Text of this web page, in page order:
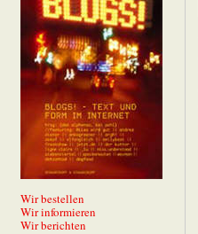
Wir bestellen
Wir informieren
Wir berichten